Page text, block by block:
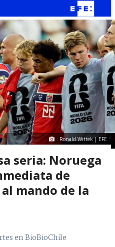
Ronald Wittek | EFE
seria: Noruega
de
mando de la
en BioBioChile